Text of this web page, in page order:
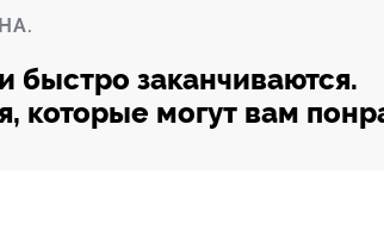
заканчиваются.
которые могут вам